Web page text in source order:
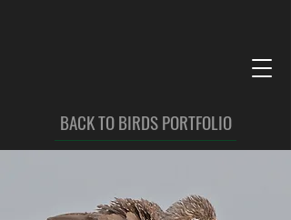
BACK TO BIRDS PORTFOLIO